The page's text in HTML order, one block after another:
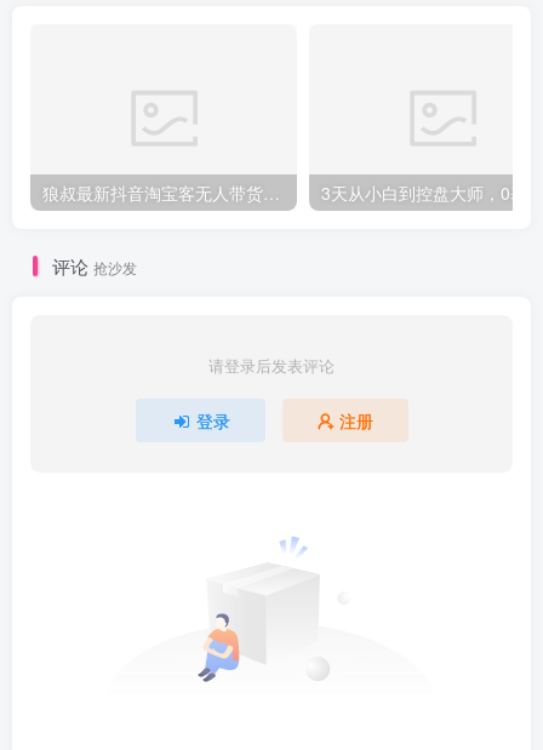
狼叔最新抖音淘宝客无人带货项目课程
评论 抢沙发
请登录后发表评论
登录 注册